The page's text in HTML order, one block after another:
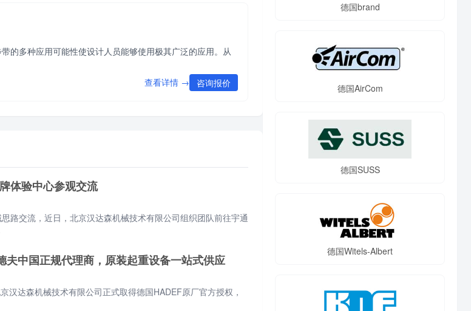
的多种应用可能性使设计人员能够使用极其广泛的应用。从
查看详情 → 咨询报价
体验中心参观交流
路交流，近日，北京汉达森机械技术有限公司组织团队前往宇通
中国正规代理商，原装起重设备一站式供应
达森机械技术有限公司正式取得德国HADEF原厂官方授权，
德国brand
德国AirCom
德国SUSS
德国Witels-Albert